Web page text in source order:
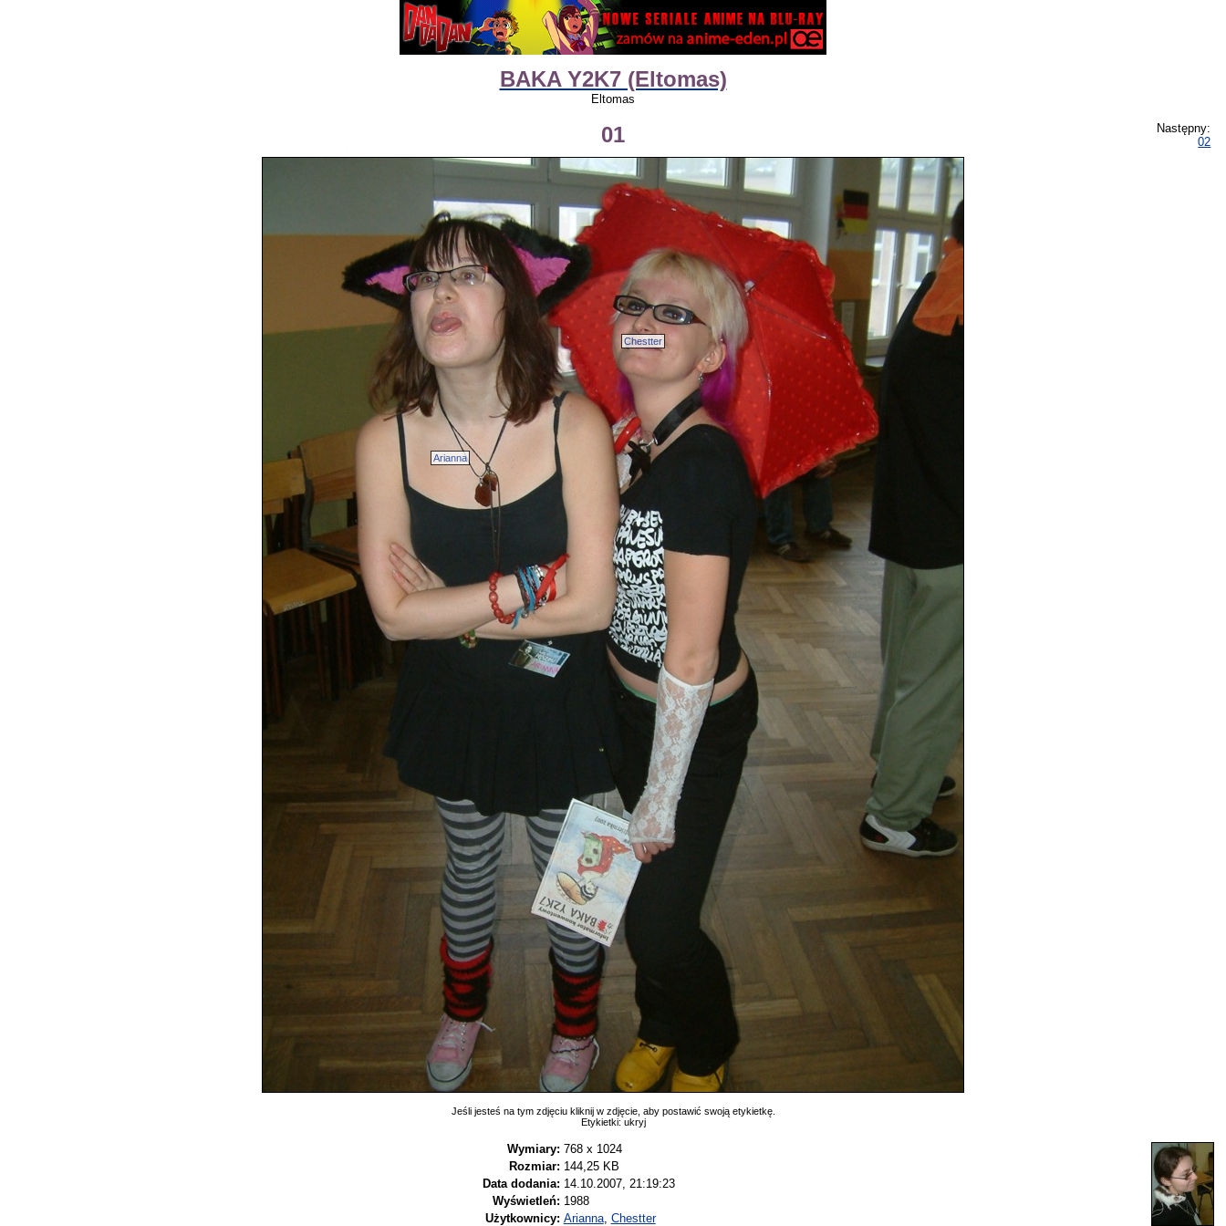
BAKA Y2K7 (Eltomas)
Eltomas
01
Następny:
02
Arianna
Chestter
Jeśli jesteś na tym zdjęciu kliknij w zdjęcie, aby postawić swoją etykietkę.
Etykietki: ukryj
Wymiary: 768 x 1024
Rozmiar: 144,25 KB
Data dodania: 14.10.2007, 21:19:23
Wyświetleń: 1988
Użytkownicy: Arianna, Chestter